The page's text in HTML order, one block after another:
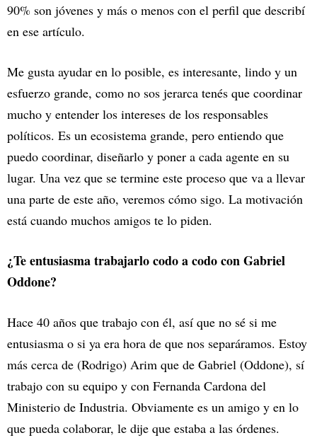
90% son jóvenes y más o menos con el perfil que describí
en ese artículo.
Me gusta ayudar en lo posible, es interesante, lindo y un
esfuerzo grande, como no sos jerarca tenés que coordinar
mucho y entender los intereses de los responsables
políticos. Es un ecosistema grande, pero entiendo que
puedo coordinar, diseñarlo y poner a cada agente en su
lugar. Una vez que se termine este proceso que va a llevar
una parte de este año, veremos cómo sigo. La motivación
está cuando muchos amigos te lo piden.
¿Te entusiasma trabajarlo codo a codo con Gabriel
Oddone?
Hace 40 años que trabajo con él, así que no sé si me
entusiasma o si ya era hora de que nos separáramos. Estoy
más cerca de (Rodrigo) Arim que de Gabriel (Oddone), sí
trabajo con su equipo y con Fernanda Cardona del
Ministerio de Industria. Obviamente es un amigo y en lo
que pueda colaborar, le dije que estaba a las órdenes.